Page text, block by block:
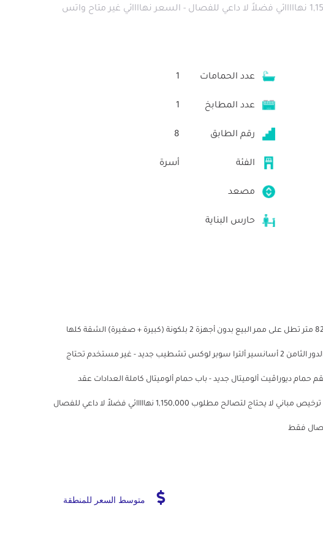
ترخيص مباني لا يحتاج لتصالح مطلوب 1,150,000 نهااااائي فضلاً لا داعي للفصال - السعر نهاااائي غير متاح واتس
عدد الحمامات 1
عدد المطابخ 1
رقم الطابق 8
الفئة أسرة
مصعد
حارس البناية
من المالك مباشرة لا للوسطاء شقة بحري بالكامل 82 متر تطل على ممر البيع بدون أجهزة 2 بلكونة (كبيرة + صغيرة) الشقة كلها
على الشارع شامل المطبخ بدون البوتوجاز والسخان الدور الثامن 2 أسانسير ألترا سوبر لوكس تشطيب جديد - غير مستخدم تحتاج
ديوراڤيت ألوميتال جديد - باب حمام ألوميتال كاملة العدادات عقد
مسجل في شركة الأندلس والحجاز حصة فى الأرض - ترخيص مباني لا يحتاج لتصالح مطلوب 1,150,000 نهااااائي فضلاً لا داعي للفصال
فقط
متوسط السعر للمنطقة